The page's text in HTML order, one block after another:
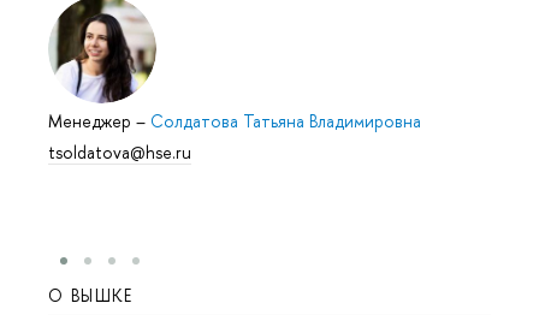
Менеджер – Солдатова Татьяна Владимировна
tsoldatova@hse.ru
О ВЫШКЕ